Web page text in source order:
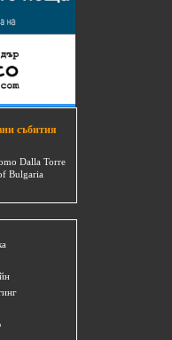
събития
Dalla Torre
Bulgaria